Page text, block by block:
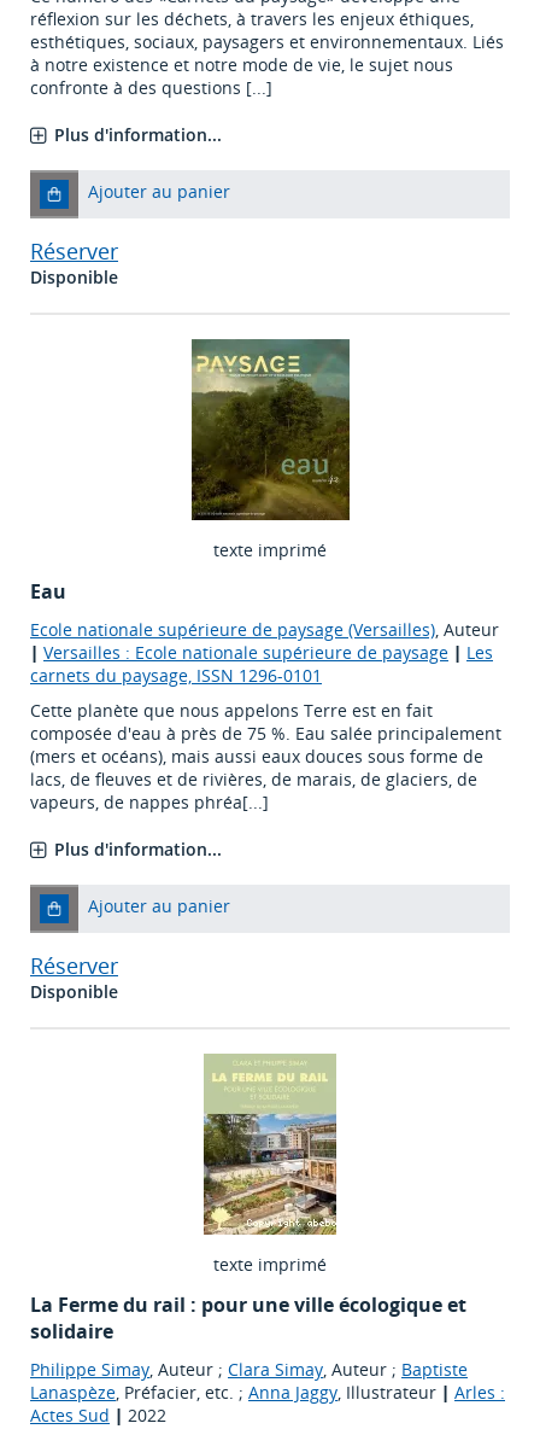
réflexion sur les déchets, à travers les enjeux éthiques,
esthétiques, sociaux, paysagers et environnementaux. Liés
à notre existence et notre mode de vie, le sujet nous
confronte à des questions [...]
Plus d'information...
Ajouter au panier
Réserver
Disponible
texte imprimé
Eau
Ecole nationale supérieure de paysage (Versailles), Auteur
| Versailles : Ecole nationale supérieure de paysage | Les
carnets du paysage, ISSN 1296-0101
Cette planète que nous appelons Terre est en fait
composée d'eau à près de 75 %. Eau salée principalement
(mers et océans), mais aussi eaux douces sous forme de
lacs, de fleuves et de rivières, de marais, de glaciers, de
vapeurs, de nappes phréa[...]
Plus d'information...
Ajouter au panier
Réserver
Disponible
texte imprimé
La Ferme du rail : pour une ville écologique et
solidaire
Philippe Simay, Auteur ; Clara Simay, Auteur ; Baptiste
Lanaspèze, Préfacier, etc. ; Anna Jaggy, Illustrateur | Arles :
Actes Sud | 2022